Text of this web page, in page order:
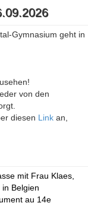
Gymnasium geht in
von den
diesen Link an,
mit Frau Klaes,
Belgien
au 14e